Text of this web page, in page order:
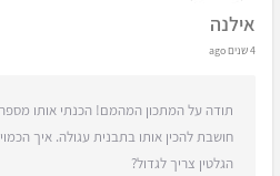
אילנה
4 שנים ago
תודה על המתכון המהמם! הכנתי אותו
חושבת להכין אותו בתבנית עגולה. איך
הגלטין צריך לגדול?